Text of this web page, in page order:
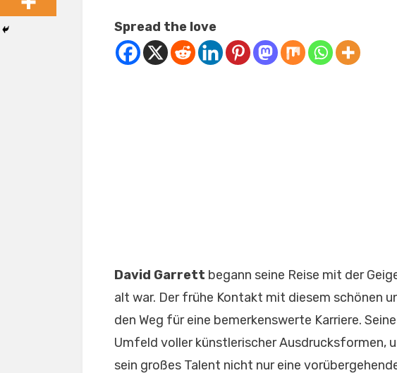
Spread the love
David Garrett begann seine Reise mit der
alt war. Der frühe Kontakt mit diesem schönen
den Weg für eine bemerkenswerte Karriere.
Umfeld voller künstlerischer Ausdrucksformen,
sein großes Talent nicht nur eine